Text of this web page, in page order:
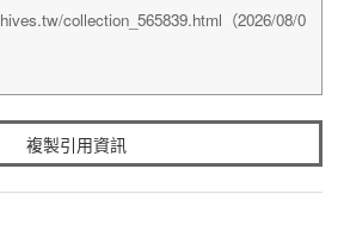
複製引用資訊